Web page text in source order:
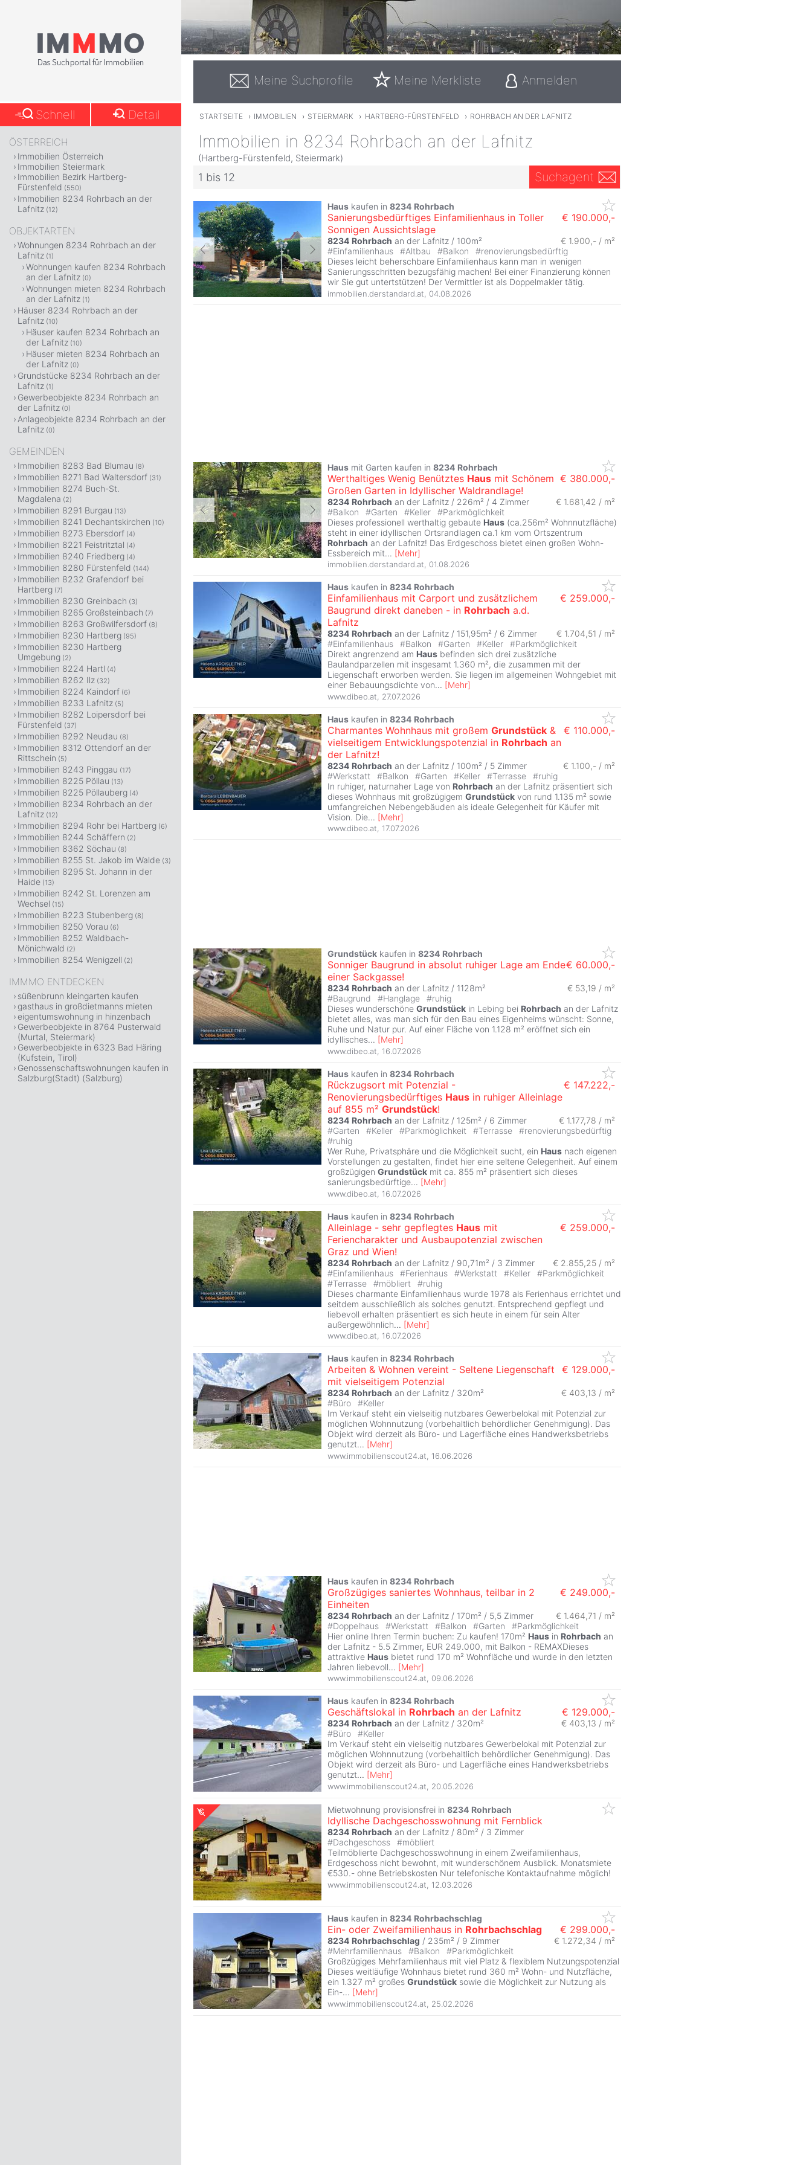
Meine Suchprofile Meine Merkliste Anmelden
STARTSEITE › IMMOBILIEN › STEIERMARK › HARTBERG-FÜRSTENFELD › ROHRBACH AN DER LAFNITZ
Immobilien in 8234 Rohrbach an der Lafnitz
(Hartberg-Fürstenfeld, Steiermark)
1 bis 12 Suchagent
Haus kaufen in 8234 Rohrbach
Sanierungsbedürftiges Einfamilienhaus in Toller
Sonnigen Aussichtslage
€ 190.000,-
8234 Rohrbach an der Lafnitz / 100m² € 1.900,- / m²
#Einfamilienhaus #Altbau #Balkon #renovierungsbedürftig
Dieses leicht beherschbare Einfamilienhaus kann man in wenigen
Sanierungsschritten bezugsfähig machen! Bei einer Finanzierung können
wir Sie gut untertstützen! Der Vermittler ist als Doppelmakler tätig.
immobilien.derstandard.at 04.08.2026
Haus mit Garten kaufen in 8234 Rohrbach
Werthaltiges Wenig Benütztes Haus mit Schönem
Großen Garten in Idyllischer Waldrandlage!
€ 380.000,-
8234 Rohrbach an der Lafnitz / 226m² / 4 Zimmer € 1.681,42 / m²
#Balkon #Garten #Keller #Parkmöglichkeit
Dieses professionell werthaltig gebaute Haus (ca.256m² Wohnnutzfläche)
steht in einer idyllischen Ortsrandlagen ca.1 km vom Ortszentrum
Rohrbach an der Lafnitz! Das Erdgeschoss bietet einen großen Wohn-
Essbereich mit... [Mehr]
immobilien.derstandard.at, 01.08.2026
Haus kaufen in 8234 Rohrbach
Einfamilienhaus mit Carport und zusätzlichem
Baugrund direkt daneben - in Rohrbach a.d.
Lafnitz
€ 259.000,-
8234 Rohrbach an der Lafnitz / 151,95m² / 6 Zimmer
€ 1.704,51 / m²
#Einfamilienhaus #Balkon #Garten #Keller #Parkmöglichkeit
Direkt angrenzend am Haus befinden sich drei zusätzliche
Baulandparzellen mit insgesamt 1.360 m², die zusammen mit der
Liegenschaft erworben werden. Sie liegen im allgemeinen Wohngebiet mit
einer Bebauungsdichte von... [Mehr]
www.dibeo.at 27.07.2026
Haus kaufen in 8234 Rohrbach
Charmantes Wohnhaus mit großem Grundstück &
vielseitigem Entwicklungspotenzial in Rohrbach an
der Lafnitz!
€ 110.000,-
8234 Rohrbach an der Lafnitz / 100m² / 5 Zimmer
€ 1.100,- / m²
#Werkstatt #Balkon #Garten #Keller #Terrasse #ruhig
In ruhiger, naturnaher Lage von Rohrbach an der Lafnitz präsentiert sich
dieses Wohnhaus mit großzügigem Grundstück von rund 1.135 m² sowie
umfangreichen Nebengebäuden als ideale Gelegenheit für Käufer mit
Vision. Die... [Mehr]
www.dibeo.at, 17.07.2026
Grundstück kaufen in 8234 Rohrbach
Sonniger Baugrund in absolut ruhiger Lage am Ende
einer Sackgasse!
€ 60.000,-
8234 Rohrbach an der Lafnitz / 1128m²
€ 53,19 / m²
#Baugrund #Hanglage #ruhig
Dieses wunderschöne Grundstück in Lebing bei Rohrbach an der Lafnitz
bietet alles, was man sich für den Bau eines Eigenheims wünscht: Sonne,
Ruhe und Natur pur. Auf einer Fläche von 1.128 m² eröffnet sich ein
idyllisches... [Mehr]
www.dibeo.at 16.07.2026
Haus kaufen in 8234 Rohrbach
Rückzugsort mit Potenzial -
Renovierungsbedürftiges Haus in ruhiger Alleinlage
auf 855 m² Grundstück!
€ 147.222,-
8234 Rohrbach an der Lafnitz / 125m² / 6 Zimmer
€ 1.177,78 / m²
#Garten #Keller #Parkmöglichkeit #Terrasse #renovierungsbedürftig
#ruhig
Wer Ruhe, Privatsphäre und die Möglichkeit sucht, ein Haus nach eigenen
Vorstellungen zu gestalten, findet hier eine seltene Gelegenheit. Auf einem
großzügigen Grundstück mit ca. 855 m² präsentiert sich dieses
sanierungsbedürftige... [Mehr]
www.dibeo.at 16.07.2026
Haus kaufen in 8234 Rohrbach
Alleinlage - sehr gepflegtes Haus mit
Feriencharakter und Ausbaupotenzial zwischen
Graz und Wien!
€ 259.000,-
8234 Rohrbach an der Lafnitz / 90,71m² / 3 Zimmer
€ 2.855,25 / m²
#Einfamilienhaus #Ferienhaus #Werkstatt #Keller #Parkmöglichkeit
#Terrasse #möbliert #ruhig
Dieses charmante Einfamilienhaus wurde 1978 als Ferienhaus errichtet und
seitdem ausschließlich als solches genutzt. Entsprechend gepflegt und
liebevoll erhalten präsentiert es sich heute in einem für sein Alter
außergewöhnlich... [Mehr]
www.dibeo.at, 16.07.2026
Haus kaufen in 8234 Rohrbach
Arbeiten & Wohnen vereint - Seltene Liegenschaft
mit vielseitigem Potenzial
€ 129.000,-
8234 Rohrbach an der Lafnitz / 320m²
€ 403,13 / m²
#Büro #Keller
Im Verkauf steht ein vielseitig nutzbares Gewerbelokal mit Potenzial zur
möglichen Wohnnutzung (vorbehaltlich behördlicher Genehmigung). Das
Objekt wird derzeit als Büro- und Lagerfläche eines Handwerksbetriebs
genutzt... [Mehr]
www.immobilienscout24.at 16.06.2026
Haus kaufen in 8234 Rohrbach
Großzügiges saniertes Wohnhaus, teilbar in 2
Einheiten
€ 249.000,-
8234 Rohrbach an der Lafnitz / 170m² / 5,5 Zimmer
€ 1.464,71 / m²
#Doppelhaus #Werkstatt #Balkon #Garten #Parkmöglichkeit
Hier online Ihren Termin buchen: Zu kaufen! 170m² Haus in Rohrbach an
der Lafnitz - 5.5 Zimmer, EUR 249.000, mit Balkon - REMAXDieses
attraktive Haus bietet rund 170 m² Wohnfläche und wurde in den letzten
Jahren liebevoll... [Mehr]
www.immobilienscout24.at, 09.06.2026
Haus kaufen in 8234 Rohrbach
Geschäftslokal in Rohrbach an der Lafnitz € 129.000,-
8234 Rohrbach an der Lafnitz / 320m²
€ 403,13 / m²
#Büro #Keller
Im Verkauf steht ein vielseitig nutzbares Gewerbelokal mit Potenzial zur
möglichen Wohnnutzung (vorbehaltlich behördlicher Genehmigung). Das
Objekt wird derzeit als Büro- und Lagerfläche eines Handwerksbetriebs
genutzt... [Mehr]
www.immobilienscout24.at 20.05.2026
Mietwohnung provisionsfrei in 8234 Rohrbach
Idyllische Dachgeschosswohnung mit Fernblick
8234 Rohrbach an der Lafnitz / 80m² / 3 Zimmer
#Dachgeschoss #möbliert
Teilmöblierte Dachgeschosswohnung in einem Zweifamilienhaus,
Erdgeschoss nicht bewohnt, mit wunderschönem Ausblick. Monatsmiete
€530.- ohne Betriebskosten Nur telefonische Kontaktaufnahme möglich!
www.immobilienscout24.at 12.03.2026
Haus kaufen in 8234 Rohrbachschlag
Ein- oder Zweifamilienhaus in Rohrbachschlag € 299.000,-
8234 Rohrbachschlag / 235m² / 9 Zimmer
€ 1.272,34 / m²
#Mehrfamilienhaus #Balkon #Parkmöglichkeit
Großzügiges Mehrfamilienhaus mit viel Platz & flexiblem Nutzungspotenzial
Dieses weitläufige Wohnhaus bietet rund 360 m² Wohn- und Nutzfläche,
ein 1.327 m² großes Grundstück sowie die Möglichkeit zur Nutzung als
Ein-... [Mehr]
www.immobilienscout24.at 25.02.2026
Schnell Detail
ÖSTERREICH
Immobilien Österreich
Immobilien Steiermark
Immobilien Bezirk Hartberg-
Fürstenfeld (550)
Immobilien 8234 Rohrbach an der
Lafnitz (12)
OBJEKTARTEN
Wohnungen 8234 Rohrbach an der
Lafnitz (1)
Wohnungen kaufen 8234 Rohrbach
an der Lafnitz (0)
Wohnungen mieten 8234 Rohrbach
an der Lafnitz (1)
Häuser 8234 Rohrbach an der
Lafnitz (10)
Häuser kaufen 8234 Rohrbach an
der Lafnitz (10)
Häuser mieten 8234 Rohrbach an
der Lafnitz (0)
Grundstücke 8234 Rohrbach an der
Lafnitz (1)
Gewerbeobjekte 8234 Rohrbach an
der Lafnitz (0)
Anlageobjekte 8234 Rohrbach an der
Lafnitz (0)
GEMEINDEN
Immobilien 8283 Bad Blumau (8)
Immobilien 8271 Bad Waltersdorf (31)
Immobilien 8274 Buch-St.
Magdalena (2)
Immobilien 8291 Burgau (13)
Immobilien 8241 Dechantskirchen (10)
Immobilien 8273 Ebersdorf (4)
Immobilien 8221 Feistritztal (4)
Immobilien 8240 Friedberg (4)
Immobilien 8280 Fürstenfeld (144)
Immobilien 8232 Grafendorf bei
Hartberg (7)
Immobilien 8230 Greinbach (3)
Immobilien 8265 Großsteinbach (7)
Immobilien 8263 Großwilfersdorf (8)
Immobilien 8230 Hartberg (95)
Immobilien 8230 Hartberg
Umgebung (2)
Immobilien 8224 Hartl (4)
Immobilien 8262 Ilz (32)
Immobilien 8224 Kaindorf (6)
Immobilien 8233 Lafnitz (5)
Immobilien 8282 Loipersdorf bei
Fürstenfeld (37)
Immobilien 8292 Neudau (8)
Immobilien 8312 Ottendorf an der
Rittschein (5)
Immobilien 8243 Pinggau (17)
Immobilien 8225 Pöllau (13)
Immobilien 8225 Pöllauberg (4)
Immobilien 8234 Rohrbach an der
Lafnitz (12)
Immobilien 8294 Rohr bei Hartberg (6)
Immobilien 8244 Schäffern (2)
Immobilien 8362 Söchau (8)
Immobilien 8255 St. Jakob im Walde (3)
Immobilien 8295 St. Johann in der
Haide (13)
Immobilien 8242 St. Lorenzen am
Wechsel (15)
Immobilien 8223 Stubenberg (8)
Immobilien 8250 Vorau (6)
Immobilien 8252 Waldbach-
Mönichwald (2)
Immobilien 8254 Wenigzell (2)
IMMMO ENTDECKEN
süßenbrunn kleingarten kaufen
gasthaus in großdietmanns mieten
eigentumswohnung in hinzenbach
Gewerbeobjekte in 8764 Pusterwald
(Murtal, Steiermark)
Gewerbeobjekte in 6323 Bad Häring
(Kufstein, Tirol)
Genossenschaftswohnungen kaufen in
Salzburg(Stadt) (Salzburg)